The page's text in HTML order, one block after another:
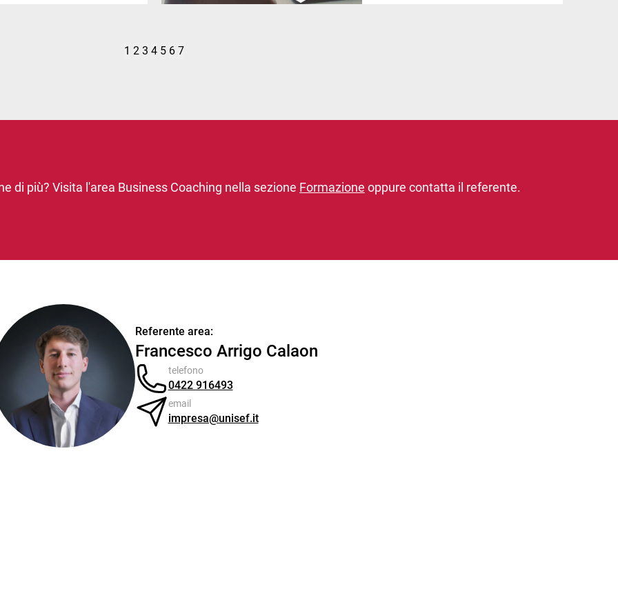
1 2 3 4 5 6 7
di più? Visita l'area Business Coaching nella sezione Formazione oppure contatta il referente.
Referente area:
Francesco Arrigo Calaon
telefono
0422 916493
email
impresa@unisef.it